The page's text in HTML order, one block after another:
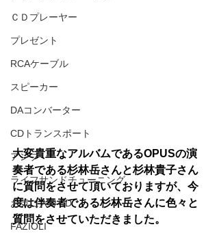
ＣＤプレーヤー
プレゼント
RCAケーブル
スピーカー
DAコンバーター
CDトランスポート
アンプ
ライフサンドチューニング
お気に入りCD
FAZIOLI
大変貴重なアルバムであるOPUSの演
奏者である杉林岳さんと杉林貴子さん
に質問をさせて頂いておりますが、今
度は伴奏者である杉林岳さんに色々と
質問をさせていただきました。